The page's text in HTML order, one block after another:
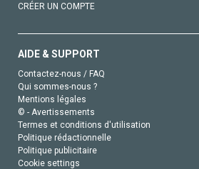
CRÉER UN COMPTE
AIDE & SUPPORT
Contactez-nous / FAQ
Qui sommes-nous ?
Mentions légales
© - Avertissements
Termes et conditions d'utilisation
Politique rédactionnelle
Politique publicitaire
Cookie settings